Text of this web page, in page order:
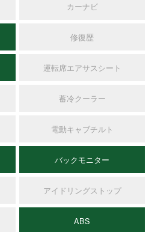
カーナビ
修復歴
運転席エアサスシート
蓄冷クーラー
電動キャブチルト
バックモニター
アイドリングストップ
ABS